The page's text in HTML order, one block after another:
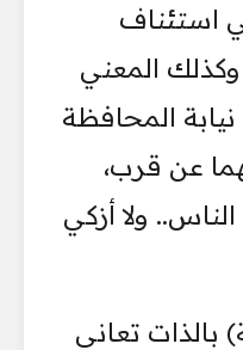
استئناف
المعني
المحافظة
عن قرب،
ولا أزكي
بالذات تعاني